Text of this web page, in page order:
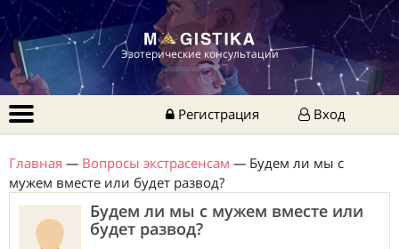
Эзотерические консультации
Регистрация Вход
Главная — Вопросы экстрасенсам — Будем ли мы с
мужем вместе или будет развод?
Будем ли мы с мужем вместе или
будет развод?